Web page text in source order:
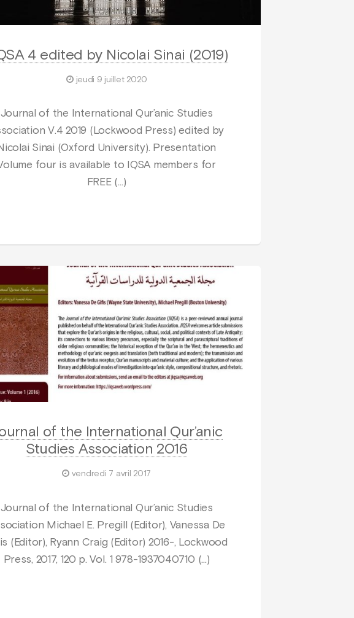
4 edited by Nicolai Sinai (2019)
jeudi 9 juillet 2020
Journal of the International Qur’anic Studies
V.4 2019 (Lockwood Press) edited by
Sinai (Oxford University). Presentation
four is available to IQSA members for
FREE (…)
of the International Qur’anic
Studies Association 2016
vendredi 7 avril 2017
Journal of the International Qur’anic Studies
Michael E. Pregill (Editor), Vanessa De
(Editor), Ryann Craig (Editor) 2016-, Lockwood
Press, 2017, 120 p. Vol. 1 978-1937040710 (…)